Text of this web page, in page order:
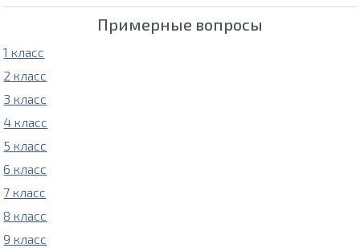
Примерные вопросы
1 класс
2 класс
3 класс
4 класс
5 класс
6 класс
7 класс
8 класс
9 класс